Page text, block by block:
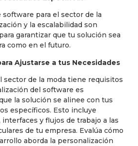
software para el sector de la
y la escalabilidad son
garantizar que tu solución sea
como en el futuro.
Ajustarse a tus Necesidades
sector de la moda tiene requisitos
del software es
la solución se alinee con tus
específicos. Esto incluye
y flujos de trabajo a las
de tu empresa. Evalúa cómo
aborda la personalización